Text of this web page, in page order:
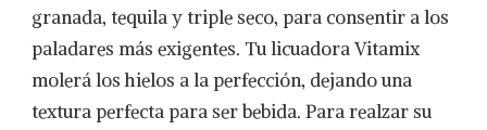
granada, tequila y triple seco, para consentir a los
paladares más exigentes. Tu licuadora Vitamix
molerá los hielos a la perfección, dejando una
textura perfecta para ser bebida. Para realzar su